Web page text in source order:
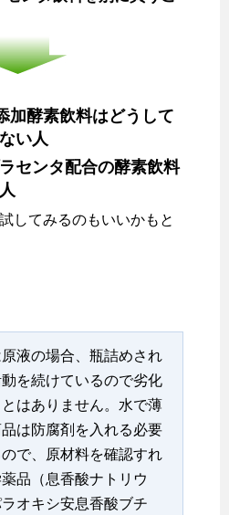
加酵素飲料はどうして
い人
センタ配合の酵素飲料
してみるのもいいかもと
液の場合、瓶詰めされ
を続けているので劣化
はありません。水で薄
は防腐剤を入れる必要
で、原材料を確認すれ
品（息香酸ナトリウ
ラオキシ安息香酸ブチ